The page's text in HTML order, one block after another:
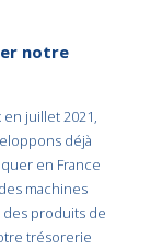
notre
juillet 2021,
déjà
en France
machines
produits de
trésorerie